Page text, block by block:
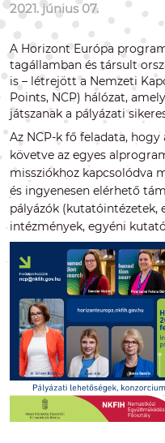
2021. június 07.
A Horizont Európa
tagállamban és társult
is – létrejött a Nemzeti
Points, NCP) hálózat,
játszanak a pályázati
Az NCP-k fő feladata,
követve az egyes
missziókhoz kapcsolódva
és ingyenesen elérhető
pályázók
intézmények, egyéni